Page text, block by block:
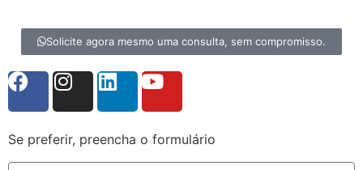
Solicite agora mesmo uma consulta, sem compromisso.
Se preferir, preencha o formulário